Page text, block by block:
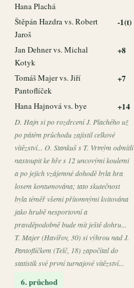
Hana Plachá
Štěpán Hazdra vs. Robert
Jaroš
-1(t)
Jan Dehner vs. Michal
Kotyk
+8
Tomáš Majer vs. Jiří
Pantoflíček
+7
Hana Hajnová vs. bye +14
D. Hajn si po rozdrcení J. Plachého už
po pátém průchodu zajistil celkové
vítězství... O. Stankuš s T. Vrtným odmítli
nastoupit ke hře s 12 uncovými koulemi
a po jejich vzájemné dohodě byla hra
losem kontumována; tato skutečnost
byla téměř všemi přítomnými kvitována
jako hrubě nesportovní a
pravděpodobně bude mít ještě dohru...
T. Majer (Havířov, 30) si výhrou nad J.
Pantoflíčkem (Telč, 18) započítal do
statistik své první turnajové vítězství...
6. průchod